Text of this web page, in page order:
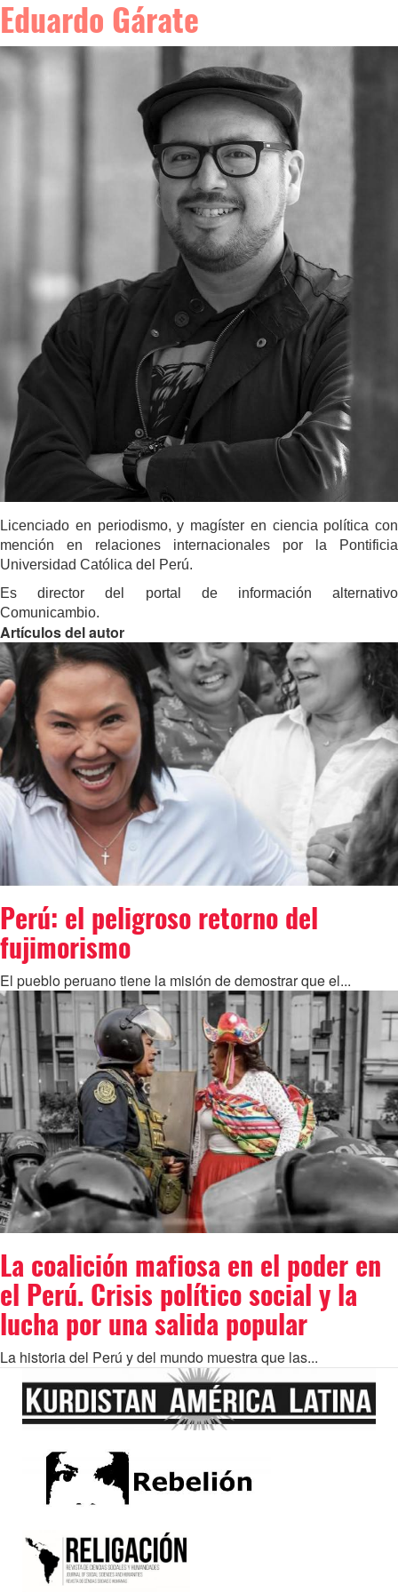
Eduardo Gárate
Licenciado en periodismo, y magíster en ciencia política con
mención en relaciones internacionales por la Pontificia
Universidad Católica del Perú.
Es director del portal de información alternativo
Comunicambio.
Artículos del autor
Perú: el peligroso retorno del
fujimorismo
El pueblo peruano tiene la misión de demostrar que el...
La coalición mafiosa en el poder en
el Perú. Crisis político social y la
lucha por una salida popular
La historia del Perú y del mundo muestra que las...